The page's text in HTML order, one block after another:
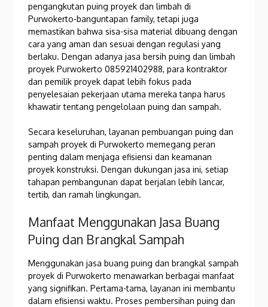
pengangkutan puing proyek dan limbah di
Purwokerto-banguntapan family, tetapi juga
memastikan bahwa sisa-sisa material dibuang dengan
cara yang aman dan sesuai dengan regulasi yang
berlaku. Dengan adanya jasa bersih puing dan limbah
proyek Purwokerto 085921402988, para kontraktor
dan pemilik proyek dapat lebih fokus pada
penyelesaian pekerjaan utama mereka tanpa harus
khawatir tentang pengelolaan puing dan sampah.
Secara keseluruhan, layanan pembuangan puing dan
sampah proyek di Purwokerto memegang peran
penting dalam menjaga efisiensi dan keamanan
proyek konstruksi. Dengan dukungan jasa ini, setiap
tahapan pembangunan dapat berjalan lebih lancar,
tertib, dan ramah lingkungan.
Manfaat Menggunakan Jasa Buang
Puing dan Brangkal Sampah
Menggunakan jasa buang puing dan brangkal sampah
proyek di Purwokerto menawarkan berbagai manfaat
yang signifikan. Pertama-tama, layanan ini membantu
dalam efisiensi waktu. Proses pembersihan puing dan